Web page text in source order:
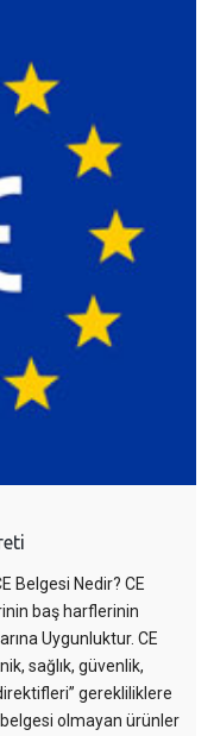
Belgesi Nedir? CE
baş harflerinin
Uygunluktur. CE
sağlık, güvenlik,
gerekliliklere
olmayan ürünler